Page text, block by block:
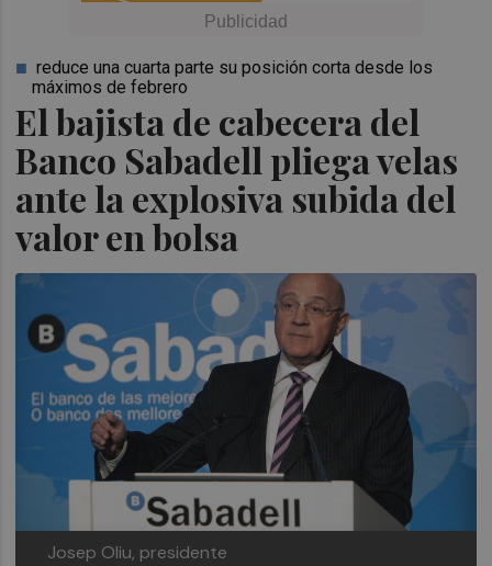
El bajista de cabecera del
Banco Sabadell pliega velas
ante la explosiva subida del
valor en bolsa
reduce una cuarta parte su posición corta desde los
máximos de febrero
Josep Oliu, presidente